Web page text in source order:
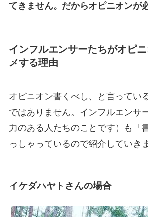
てきません。だからオピニオンが
インフルエンサーたちがオピ
メする理由
オピニオン書くべし、と言ってい
ではありません。インフルエンサ
力のある人たちのことです）も「
っしゃっているので紹介していき
イケダハヤトさんの場合